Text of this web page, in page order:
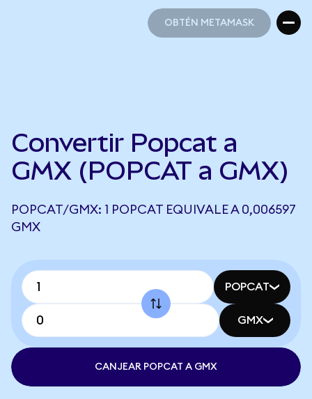
OBTÉN METAMASK
Convertir Popcat a
GMX (POPCAT a GMX)
POPCAT/GMX: 1 POPCAT EQUIVALE A 0,006597
GMX
POPCAT
GMX
CANJEAR POPCAT A GMX